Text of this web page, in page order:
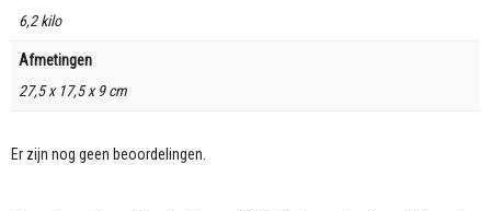
6,2 kilo
Afmetingen
27,5 x 17,5 x 9 cm
Er zijn nog geen beoordelingen.